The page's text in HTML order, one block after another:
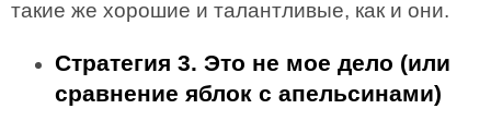
такие же хорошие и талантливые, как и они.
Стратегия 3. Это не мое дело (или
сравнение яблок с апельсинами)